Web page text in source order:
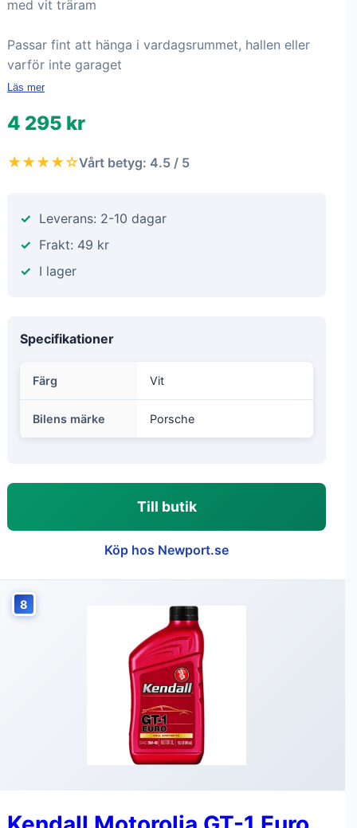
med vit träram
Passar fint att hänga i vardagsrummet, hallen eller
varför inte garaget
Läs mer
4 295 kr
★★★★☆Vårt betyg: 4.5 / 5
Leverans: 2-10 dagar
Frakt: 49 kr
I lager
Specifikationer
Färg Vit
Bilens märke Porsche
Till butik
Köp hos Newport.se
8